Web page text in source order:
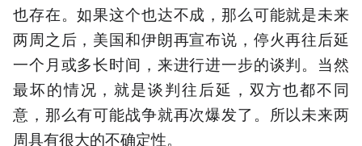
也存在。如果这个也达不成，那么可能就是未来
两周之后，美国和伊朗再宣布说，停火再往后延
一个月或多长时间，来进行进一步的谈判。当然
最坏的情况，就是谈判往后延，双方也都不同
意，那么有可能战争就再次爆发了。所以未来两
周具有很大的不确定性。